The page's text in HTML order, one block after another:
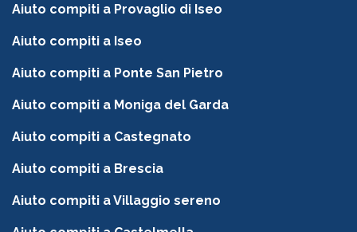
Aiuto compiti a Provaglio di Iseo
Aiuto compiti a Iseo
Aiuto compiti a Ponte San Pietro
Aiuto compiti a Moniga del Garda
Aiuto compiti a Castegnato
Aiuto compiti a Brescia
Aiuto compiti a Villaggio sereno